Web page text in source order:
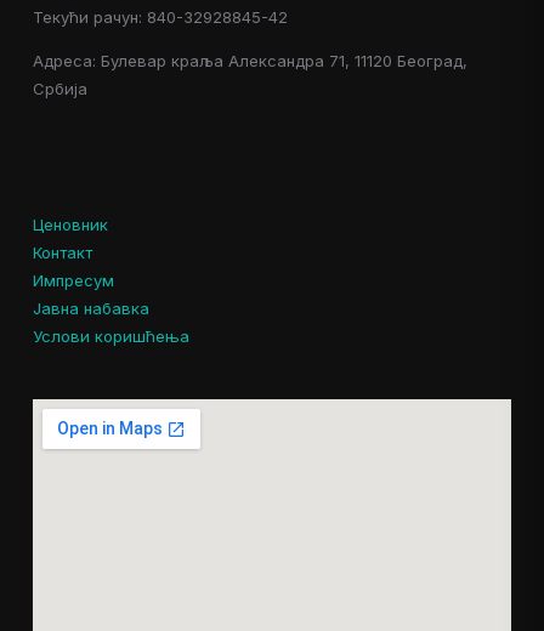
Текући рачун: 840-32928845-42
Адреса: Булевар краља Александра 71, 11120 Београд,
Србија
Ценовник
Контакт
Импресум
Јавна набавка
Услови коришћења